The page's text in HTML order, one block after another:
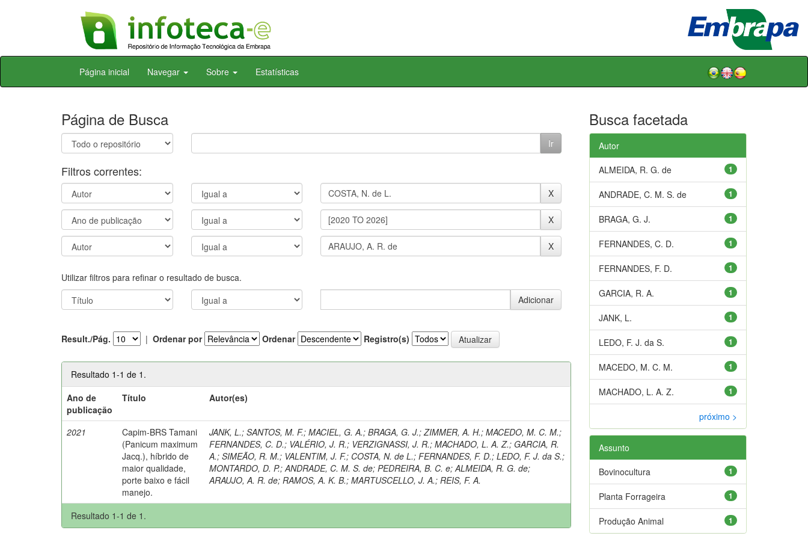
Skip
Página inicial Navegar Sobre Estatísticas
Página de Busca
Filtros correntes:
Utilizar filtros para refinar o resultado de busca.
Result./Pág. | Ordenar por Ordenar Registro(s)
Resultado 1-1 de 1.
Ano de
publicação
Título Autor(es)
2021
Capim-BRS Tamani
(Panicum maximum
Jacq.), híbrido de
maior qualidade,
porte baixo e fácil
manejo.
JANK, L.;SANTOS, M. F.;MACIEL, G. A.;BRAGA, G. J.;ZIMMER, A. H.;MACEDO, M. C. M.;
FERNANDES, C. D.; VALÉRIO, J. R.; VERZIGNASSI, J. R.;MACHADO, L. A. Z.;GARCIA, R.
A.;SIMEÃO, R. M.; VALENTIM, J. F.; COSTA, N. de L.;FERNANDES, F. D.;LEDO, F. J. da S.;
MONTARDO, D. P.;ANDRADE, C. M. S. de;PEDREIRA, B. C. e;ALMEIDA, R. G. de;
ARAUJO, A. R. de; RAMOS, A. K. B.;MARTUSCELLO, J. A.; REIS, F. A.
Resultado 1-1 de 1.
Busca facetada
Autor
1
ALMEIDA, R. G. de
1
ANDRADE, C. M. S. de
1
BRAGA, G. J.
1
FERNANDES, C. D.
1
FERNANDES, F. D.
1
GARCIA, R. A.
1
JANK, L.
1
LEDO, F. J. da S.
1
MACEDO, M. C. M.
1
MACHADO, L. A. Z.
próximo >
Assunto
1
Bovinocultura
1
Planta Forrageira
1
Produção Animal